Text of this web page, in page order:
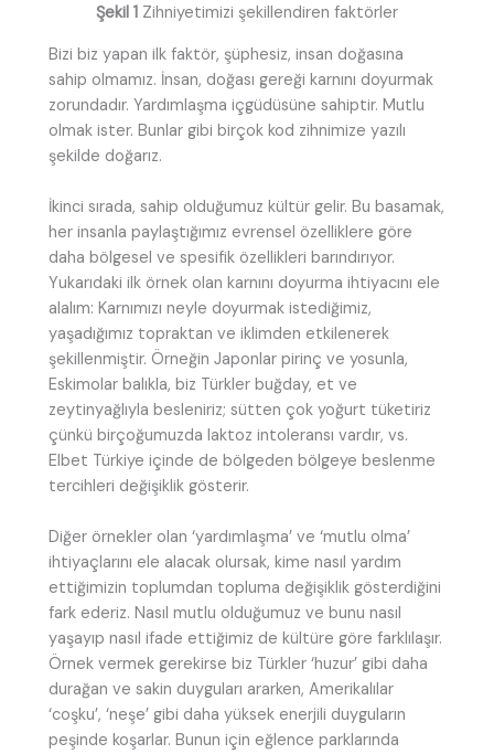
Şekil 1 Zihniyetimizi şekillendiren faktörler
Bizi biz yapan ilk faktör, şüphesiz, insan doğasına
sahip olmamız. İnsan, doğası gereği karnını doyurmak
zorundadır. Yardımlaşma içgüdüsüne sahiptir. Mutlu
olmak ister. Bunlar gibi birçok kod zihnimize yazılı
şekilde doğarız.
İkinci sırada, sahip olduğumuz kültür gelir. Bu basamak,
her insanla paylaştığımız evrensel özelliklere göre
daha bölgesel ve spesifik özellikleri barındırıyor.
Yukarıdaki ilk örnek olan karnını doyurma ihtiyacını ele
alalım: Karnımızı neyle doyurmak istediğimiz,
yaşadığımız topraktan ve iklimden etkilenerek
şekillenmiştir. Örneğin Japonlar pirinç ve yosunla,
Eskimolar balıkla, biz Türkler buğday, et ve
zeytinyağlıyla besleniriz; sütten çok yoğurt tüketiriz
çünkü birçoğumuzda laktoz intoleransı vardır, vs.
Elbet Türkiye içinde de bölgeden bölgeye beslenme
tercihleri değişiklik gösterir.
Diğer örnekler olan ‘yardımlaşma’ ve ‘mutlu olma’
ihtiyaçlarını ele alacak olursak, kime nasıl yardım
ettiğimizin toplumdan topluma değişiklik gösterdiğini
fark ederiz. Nasıl mutlu olduğumuz ve bunu nasıl
yaşayıp nasıl ifade ettiğimiz de kültüre göre farklılaşır.
Örnek vermek gerekirse biz Türkler ‘huzur’ gibi daha
durağan ve sakin duyguları ararken, Amerikalılar
‘coşku’, ‘neşe’ gibi daha yüksek enerjili duyguların
peşinde koşarlar. Bunun için eğlence parklarında